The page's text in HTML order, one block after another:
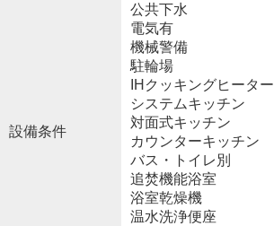
設備条件
公共下水
電気有
機械警備
駐輪場
IHクッキングヒーター
システムキッチン
対面式キッチン
カウンターキッチン
バス・トイレ別
追焚機能浴室
浴室乾燥機
温水洗浄便座